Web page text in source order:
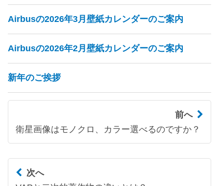
Airbusの2026年3月壁紙カレンダーのご案内
Airbusの2026年2月壁紙カレンダーのご案内
新年のご挨拶
前へ
衛星画像はモノクロ、カラー選べるのですか？
次へ